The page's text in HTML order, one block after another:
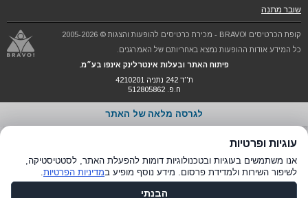
שובר מתנה
קופת הכרטיסים !BRAVO - מכירת כרטיסים להופעות והצגות © 2005-2026
כל המידע אודות ההופעות נמצא באחריותם של האמרגנים.
פיתוח האתר ובעלות אינטרלינק אינפו בע״מ.
ת''ד 242 נתניה 4210201
ח.פ. 512805862
לגרסה מלאה של האתר
עוגיות ופרטיות
אנו משתמשים בעוגיות ובטכנולוגיות דומות להפעלת האתר, לסטטיסטיקה,
לשיפור השירות ולמדידת פרסום. מידע נוסף מופיע במדיניות הפרטיות.
הבנתי